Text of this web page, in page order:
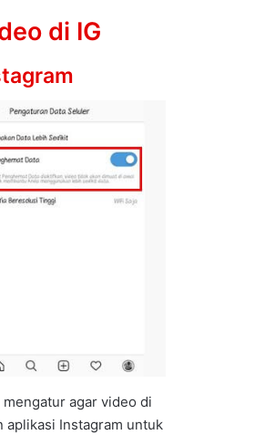
di IG
agar video di
aplikasi Instagram untuk